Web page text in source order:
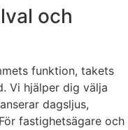
och
funktion, takets
Vi hjälper dig välja
dagsljus,
fastighetsägare och